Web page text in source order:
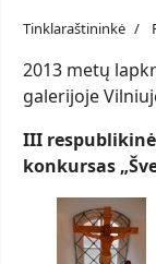
Tinklaraštininkė
2013 metų
galerijoje
III
konkursas